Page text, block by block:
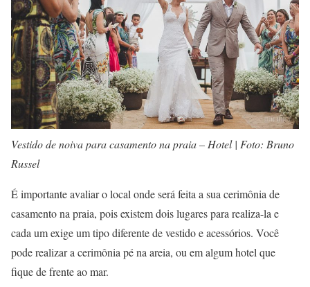
Vestido de noiva para casamento na praia – Hotel | Foto: Bruno
Russel
É importante avaliar o local onde será feita a sua cerimônia de
casamento na praia, pois existem dois lugares para realiza-la e
cada um exige um tipo diferente de vestido e acessórios. Você
pode realizar a cerimônia pé na areia, ou em algum hotel que
fique de frente ao mar.